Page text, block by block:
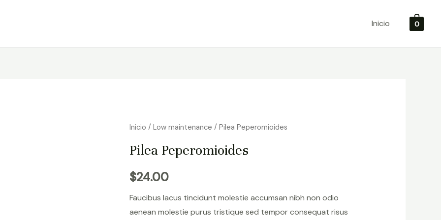
Inicio 0
Inicio /Low maintenance / Pilea Peperomioides
Pilea Peperomioides
$24.00
Faucibus lacus tincidunt molestie accumsan nibh non odio
aenean molestie purus tristique sed tempor consequat risus